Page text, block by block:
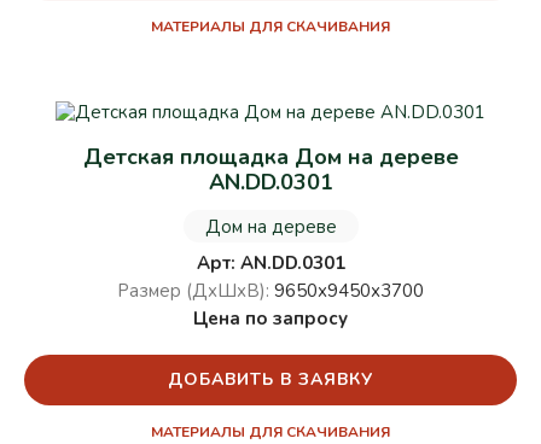
МАТЕРИАЛЫ ДЛЯ СКАЧИВАНИЯ
Детская площадка Дом на дереве
AN.DD.0301
Дом на дереве
Арт: AN.DD.0301
Размер (ДхШхВ): 9650х9450х3700
Цена по запросу
ДОБАВИТЬ В ЗАЯВКУ
МАТЕРИАЛЫ ДЛЯ СКАЧИВАНИЯ